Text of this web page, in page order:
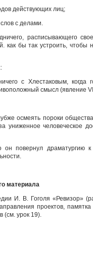
действую­щих лиц;
с делами.
расписываю­щего
как бы так устроить, чтобы
с Хлестаковым, когда
смысл (явление
осмеять поро­ки
униженное человеческое
он повернул драматур­гию
материала
И. В. Гоголя «Ревизор»
проектов,
(см. урок 19).